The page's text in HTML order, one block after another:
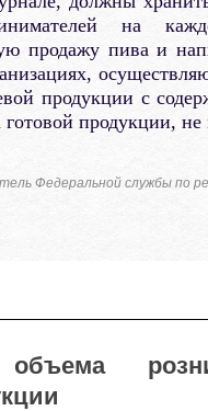
на
продажу пива и
продукции с
продукции, не
Федеральной службы по